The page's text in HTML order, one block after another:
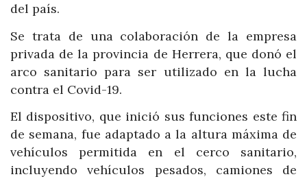
del país.
Se trata de una colaboración de la empresa
privada de la provincia de Herrera, que donó el
arco sanitario para ser utilizado en la lucha
contra el Covid-19.
El dispositivo, que inició sus funciones este fin
de semana, fue adaptado a la altura máxima de
vehículos permitida en el cerco sanitario,
incluyendo vehículos pesados, camiones de